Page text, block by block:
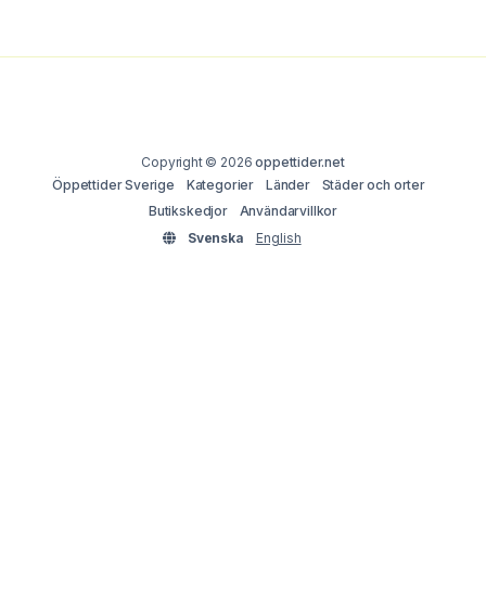
Copyright © 2026oppettider.net
Öppettider Sverige
Kategorier Länder
Städer och orter
Butikskedjor
Användarvillkor
Svenska
English